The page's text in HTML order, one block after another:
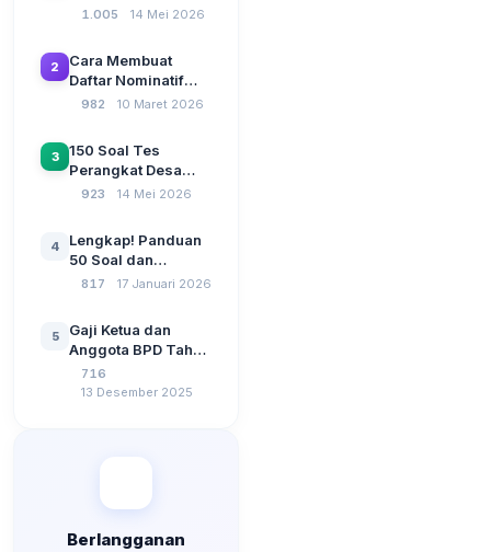
Terbaru 2026
CAT Berbasis UU
Desa No. 3 Tahun
2024
1.005 14 Mei 2026
2
Cara Membuat
Daftar Nominatif
Siltap di Aplikasi
SPP Pencairan
Dana Desa
982 10 Maret 2026
3
150 Soal Tes
Perangkat Desa
2026: Administrasi
Kebangsaan, dan
Komputer Beserta
Jawaban Paling
923 14 Mei 2026
4
Lengkap! Panduan
50 Soal dan
Jawaban Tes
Berdasarkan UU No
3 Tahun 2024
817 17 Januari 2026
5
Gaji Ketua dan
Anggota BPD Tahun
2026, Berapa
Besarannya? Ada
716
13 Desember 2025
Berlangganan